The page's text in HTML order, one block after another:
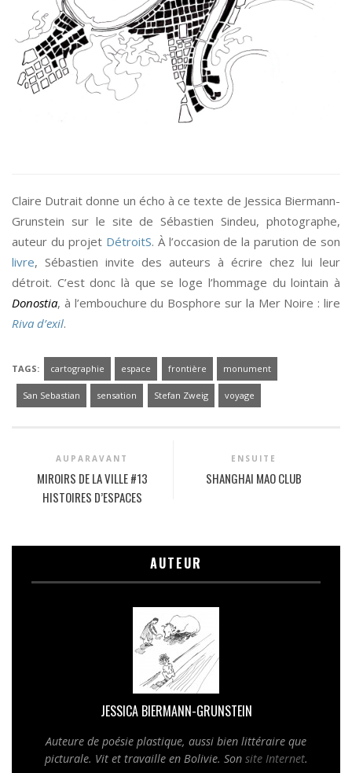
Claire Dutrait donne un écho à ce texte de Jessica Biermann-
Grunstein sur le site de Sébastien Sindeu, photographe,
auteur du projet DétroitS. À l’occasion de la parution de son
livre, Sébastien invite des auteurs à écrire chez lui leur
détroit. C’est donc là que se loge l’hommage du lointain à
Donostia, à l’embouchure du Bosphore sur la Mer Noire : lire
Riva d’exil.
TAGS: cartographie espace frontière monument
San Sebastian sensation Stefan Zweig voyage
AUPARAVANT
MIROIRS DE LA VILLE #13
HISTOIRES D’ESPACES
ENSUITE
SHANGHAI MAO CLUB
AUTEUR
JESSICA BIERMANN-GRUNSTEIN
Auteure de poésie plastique, aussi bien littéraire que
picturale. Vit et travaille en Bolivie. Son site Internet.